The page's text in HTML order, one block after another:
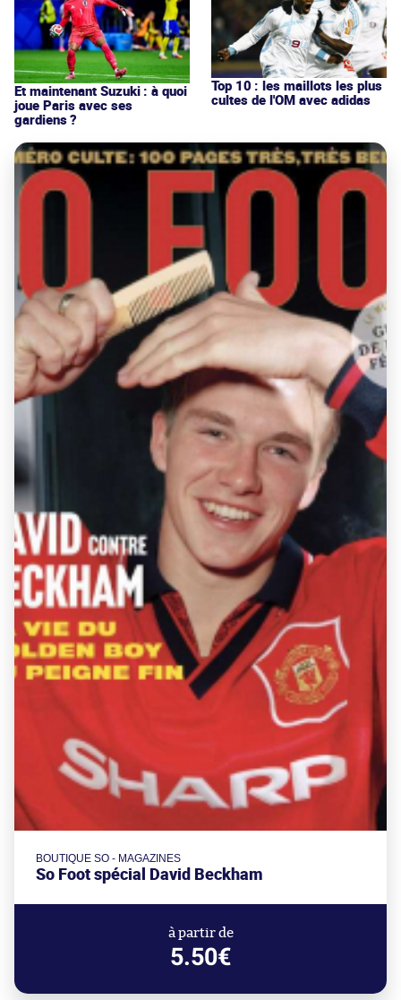
Et maintenant Suzuki : à quoi
joue Paris avec ses
gardiens ?
Top 10 : les maillots les plus
cultes de l'OM avec adidas
BOUTIQUE SO - MAGAZINES
So Foot spécial David Beckham
à partir de
5.50€